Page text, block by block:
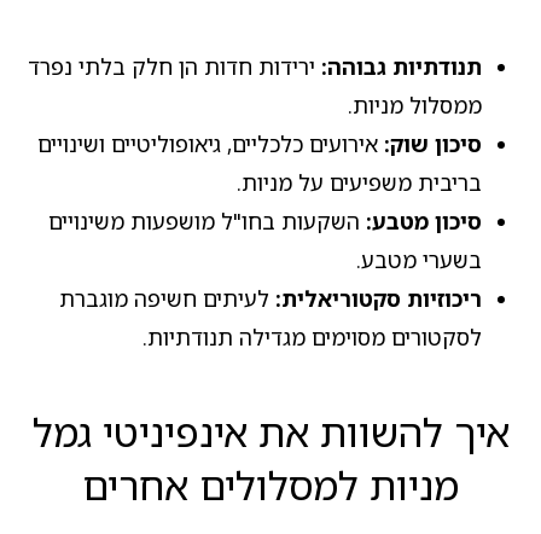
תנודתיות גבוהה: ירידות חדות הן חלק בלתי נפרד
ממסלול מניות.
סיכון שוק: אירועים כלכליים, גיאופוליטיים ושינויים
בריבית משפיעים על מניות.
סיכון מטבע: השקעות בחו"ל מושפעות משינויים
בשערי מטבע.
ריכוזיות סקטוריאלית: לעיתים חשיפה מוגברת
לסקטורים מסוימים מגדילה תנודתיות.
איך להשוות את אינפיניטי גמל
מניות למסלולים אחרים